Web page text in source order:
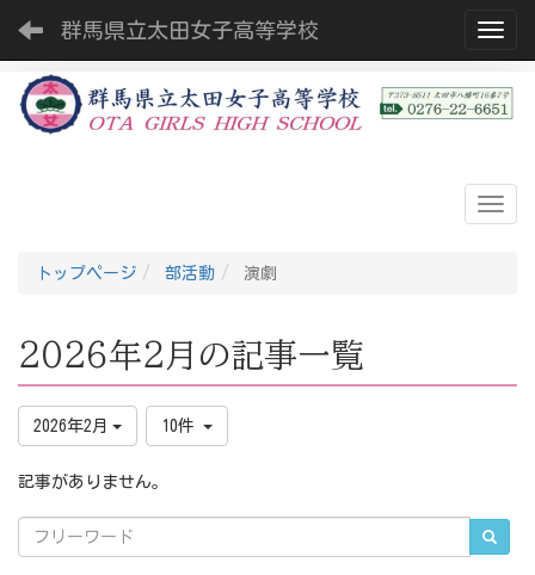
群馬県立太田女子高等学校
トップページ 部活動 演劇
2026年2月の記事一覧
2026年2月 10件
記事がありません。